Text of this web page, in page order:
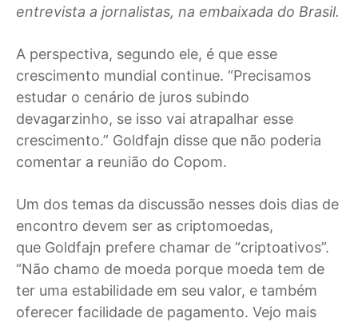
entrevista a jornalistas, na embaixada do Brasil.
A perspectiva, segundo ele, é que esse
crescimento mundial continue. “Precisamos
estudar o cenário de juros subindo
devagarzinho, se isso vai atrapalhar esse
crescimento.” Goldfajn disse que não poderia
comentar a reunião do Copom.
Um dos temas da discussão nesses dois dias de
encontro devem ser as criptomoedas,
que Goldfajn prefere chamar de “criptoativos”.
“Não chamo de moeda porque moeda tem de
ter uma estabilidade em seu valor, e também
oferecer facilidade de pagamento. Vejo mais